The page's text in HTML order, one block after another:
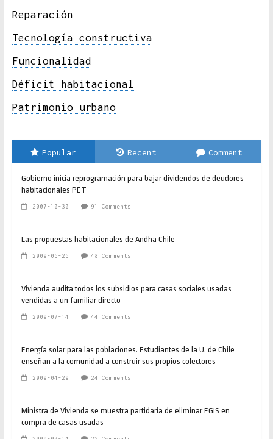
Reparación
Tecnología constructiva
Funcionalidad
Déficit habitacional
Patrimonio urbano
Popular Recent Comment
Gobierno inicia reprogramación para bajar dividendos de deudores
habitacionales PET
2007-10-30 91 Comments
Las propuestas habitacionales de Andha Chile
2009-06-26 48 Comments
Vivienda audita todos los subsidios para casas sociales usadas
vendidas a un familiar directo
2009-07-14 44 Comments
Energía solar para las poblaciones. Estudiantes de la U. de Chile
enseñan a la comunidad a construir sus propios colectores
2009-04-29 24 Comments
Ministra de Vivienda se muestra partidaria de eliminar EGIS en
compra de casas usadas